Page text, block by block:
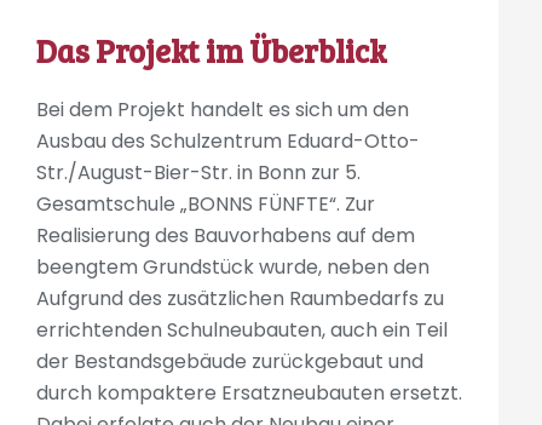
Das Projekt im Überblick
Bei dem Projekt handelt es sich um den
Ausbau des Schulzentrum Eduard-Otto-
Str./August-Bier-Str. in Bonn zur 5.
Gesamtschule „BONNS FÜNFTE“. Zur
Realisierung des Bauvorhabens auf dem
beengtem Grundstück wurde, neben den
Aufgrund des zusätzlichen Raumbedarfs zu
errichtenden Schulneubauten, auch ein Teil
der Bestandsgebäude zurückgebaut und
durch kompaktere Ersatzneubauten ersetzt.